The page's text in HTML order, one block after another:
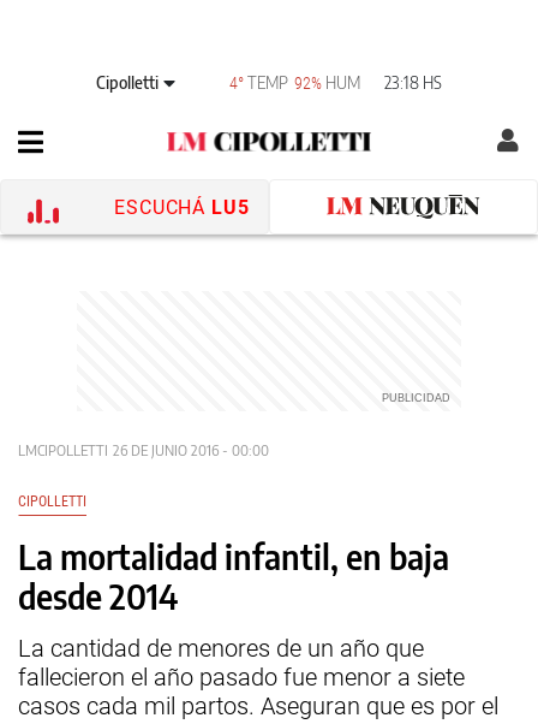
Cipolletti 4°TEMP 92% HUM 23:18 HS
ESCUCHÁ LU5
LMCIPOLLETTI 26 DE JUNIO 2016 - 00:00
CIPOLLETTI
La mortalidad infantil, en baja
desde 2014
La cantidad de menores de un año que
fallecieron el año pasado fue menor a siete
casos cada mil partos. Aseguran que es por el